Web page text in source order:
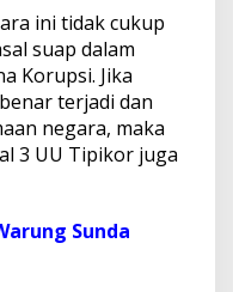
ini tidak cukup
suap dalam
Korupsi. Jika
terjadi dan
negara, maka
3 UU Tipikor juga
Sunda